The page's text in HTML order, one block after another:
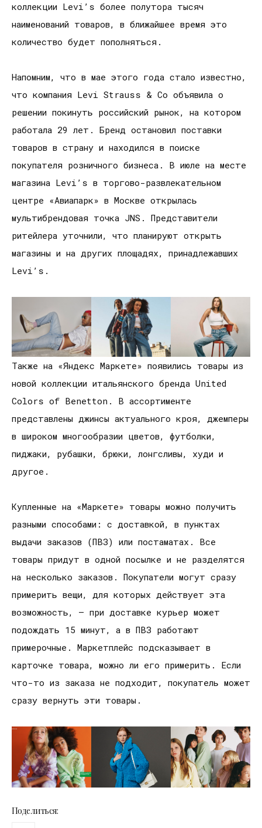
коллекции Levi’s более полутора тысяч
наименований товаров, в ближайшее время это
количество будет пополняться.
Напомним, что в мае этого года стало известно,
что компания Levi Strauss & Co объявила о
решении покинуть российский рынок, на котором
работала 29 лет. Бренд остановил поставки
товаров в страну и находился в поиске
покупателя розничного бизнеса. В июле на месте
магазина Levi’s в торгово-развлекательном
центре «Авиапарк» в Москве открылась
мультибрендовая точка JNS. Представители
ритейлера уточнили, что планируют открыть
магазины и на других площадях, принадлежавших
Levi’s.
Также на «Яндекс Маркете» появились товары из
новой коллекции итальянского бренда United
Colors of Benetton. В ассортименте
представлены джинсы актуального кроя, джемперы
в широком многообразии цветов, футболки,
пиджаки, рубашки, брюки, лонгсливы, худи и
другое.
Купленные на «Маркете» товары можно получить
разными способами: с доставкой, в пунктах
выдачи заказов (ПВЗ) или постаматах. Все
товары придут в одной посылке и не разделятся
на несколько заказов. Покупатели могут сразу
примерить вещи, для которых действует эта
возможность, — при доставке курьер может
подождать 15 минут, а в ПВЗ работают
примерочные. Маркетплейс подсказывает в
карточке товара, можно ли его примерить. Если
что-то из заказа не подходит, покупатель может
сразу вернуть эти товары.
Поделиться: